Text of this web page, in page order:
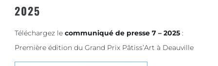
2025
Téléchargez le communiqué de presse 7 – 2025 :
Première édition du Grand Prix Pâtiss’Art à Deauville